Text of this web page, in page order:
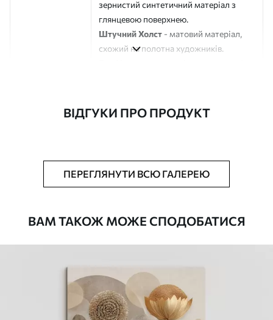
зернистий синтетичний матеріал з
глянцевою поверхнею.
Штучний Холст - матовий матеріал,
схожий на полотна художників.
Додатково Можна додати лакове покриття.
Від290.00грн
Яскраві, насичені кольори
Стійкість до вицвітання
Безпечне чорнило без запаху
Поверхня з текстурою полотна
ВІДГУКИ ПРО ПРОДУКТ
ПЕРЕГЛЯНУТИ ВСЮ ГАЛЕРЕЮ
ВАМ ТАКОЖ МОЖЕ СПОДОБАТИСЯ